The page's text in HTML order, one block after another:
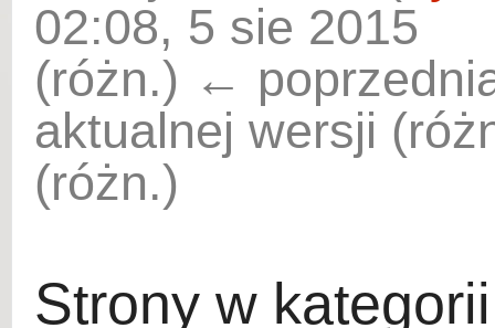
02:08, 5 sie 2015
(różn.) ←
aktualnej wersji
(różn.)
Strony w